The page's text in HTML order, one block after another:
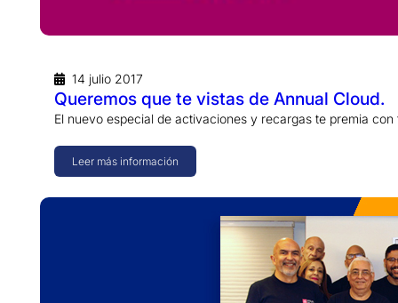
14 julio 2017
Queremos que te vistas de Annual Cloud.
El nuevo especial de activaciones y recargas te premia
Leer más información